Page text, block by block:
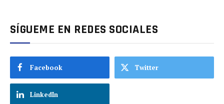
SÍGUEME EN REDES SOCIALES
Facebook Twitter
LinkedIn